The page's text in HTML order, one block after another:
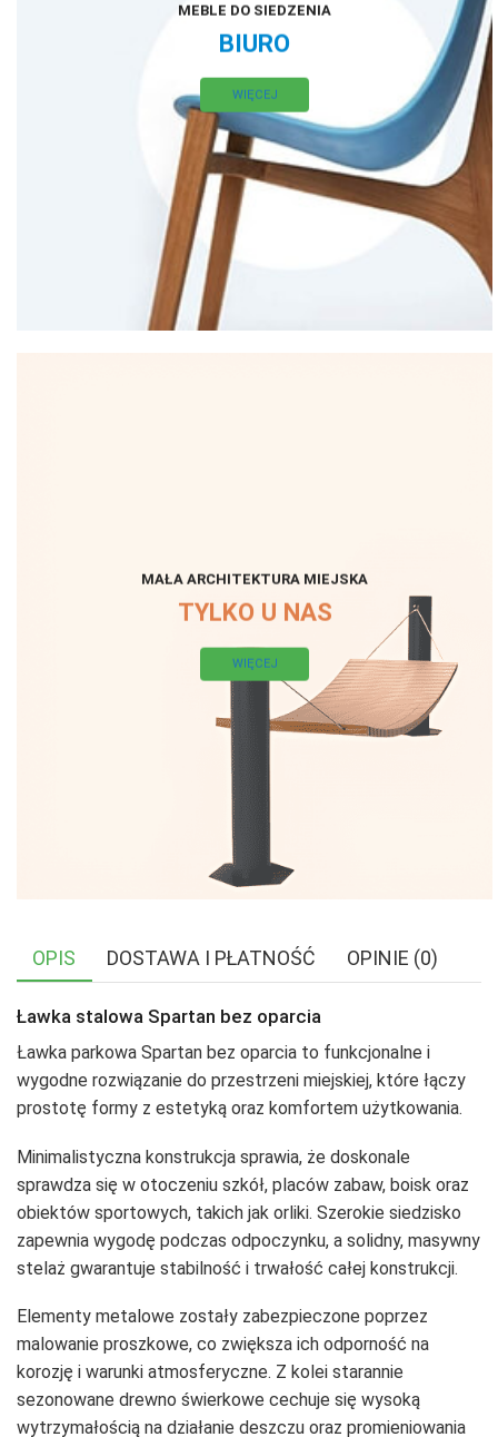
MEBLE DO SIEDZENIA
BIURO
WIĘCEJ
MAŁA ARCHITEKTURA MIEJSKA
TYLKO U NAS
WIĘCEJ
OPIS DOSTAWA I PŁATNOŚĆ OPINIE (0)
Ławka stalowa Spartan bez oparcia
Ławka parkowa Spartan bez oparcia to funkcjonalne i
wygodne rozwiązanie do przestrzeni miejskiej, które łączy
prostotę formy z estetyką oraz komfortem użytkowania.
Minimalistyczna konstrukcja sprawia, że doskonale
sprawdza się w otoczeniu szkół, placów zabaw, boisk oraz
obiektów sportowych, takich jak orliki. Szerokie siedzisko
zapewnia wygodę podczas odpoczynku, a solidny, masywny
stelaż gwarantuje stabilność i trwałość całej konstrukcji.
Elementy metalowe zostały zabezpieczone poprzez
malowanie proszkowe, co zwiększa ich odporność na
korozję i warunki atmosferyczne. Z kolei starannie
sezonowane drewno świerkowe cechuje się wysoką
wytrzymałością na działanie deszczu oraz promieniowania